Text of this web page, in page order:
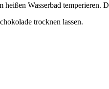
Wasserbad
trocknen lassen.